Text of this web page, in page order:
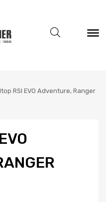
RSI EVO Adventure, Ranger